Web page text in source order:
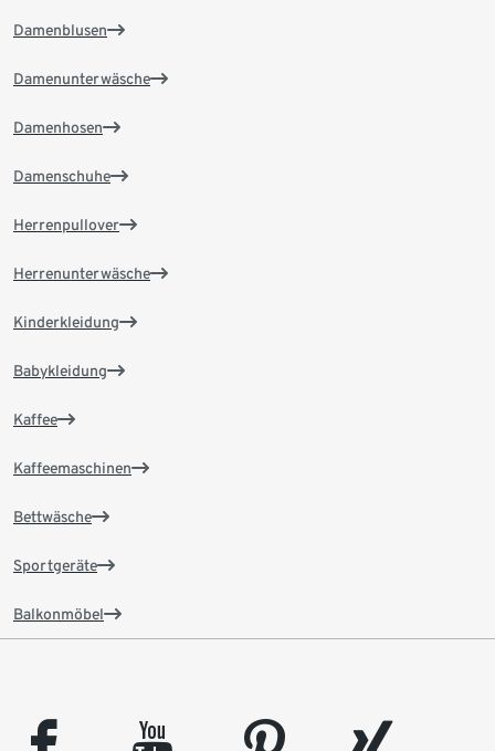
Damenblusen
Damenunterwäsche
Damenhosen
Damenschuhe
Herrenpullover
Herrenunterwäsche
Kinderkleidung
Babykleidung
Kaffee
Kaffeemaschinen
Bettwäsche
Sportgeräte
Balkonmöbel